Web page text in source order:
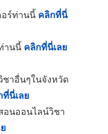
อร์ท่านนี้ คลิกที่นี่
านนี้ คลิกที่นี่เลย
ชาอื่นๆในจังหวัด
ที่นี่เลย
อนออนไลน์วิชา